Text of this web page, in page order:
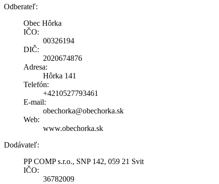
Odberateľ:
Obec Hôrka
IČO:
00326194
DIČ:
2020674876
Adresa:
Hôrka 141
Telefón:
+4210527793461
E-mail:
obechorka@obechorka.sk
Web:
www.obechorka.sk
Dodávateľ:
PP COMP s.r.o., SNP 142, 059 21 Svit
IČO:
36782009